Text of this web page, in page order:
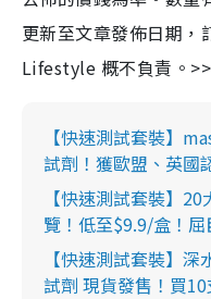
更新至文章發佈日期，
Lifestyle 概不負責。>>
【快速測試套裝】
試劑！獲歐盟、英國
【快速測試套裝】
覽！低至$9.9/盒！
【快速測試套裝】
試劑 現貨發售！買